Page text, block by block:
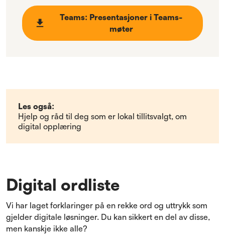
Teams: Presentasjoner i Teams-
møter
Les også:
Hjelp og råd til deg som er lokal tillitsvalgt, om
digital opplæring
Digital ordliste
Vi har laget forklaringer på en rekke ord og uttrykk som
gjelder digitale løsninger. Du kan sikkert en del av disse,
men kanskje ikke alle?